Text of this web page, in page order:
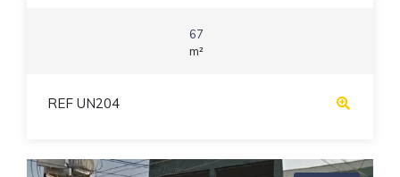
67
m²
REF UN204